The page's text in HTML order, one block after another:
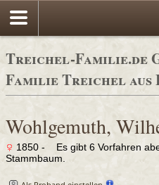
Treichel-Familie.de
Familie Treichel
Wohlgemuth,
1850 - Es gibt 6 Vorfahren
Stammbaum.